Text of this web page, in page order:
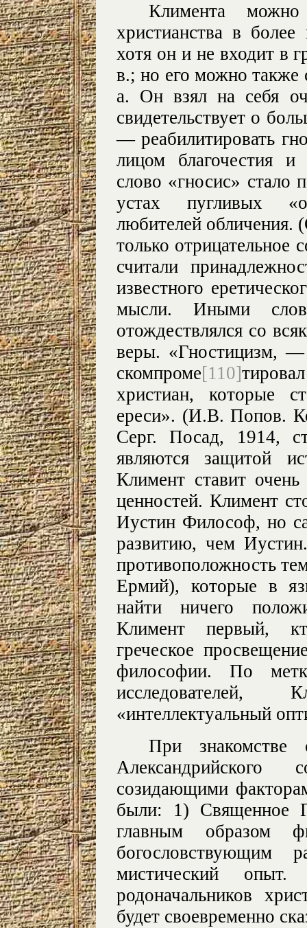
Климента
христианства в
хотя он и не входит в
в.; но его можно также
а. Он взял на себя
свидетельствует о
— реабилитировать
лицом благочестия
слово «гносис» стало
устах пугливых
любителей обличения.
только отрицательное
считали
известного
мысли. Иными
отождествлялся со
веры. «Гностицизм,
скомпроме[110]
христиан, которые
ереси». (И.В. Попов.
Серг. Посад, 1914,
являются защитой
Климент ставит
ценностей. Климент
Иустин Философ, но
развитию, чем
противоположность
Ермий), которые в
найти ничего
Климент первый,
греческое
философии. По
«интеллектуальный
При знакомстве
Александрийского
созидающими
были: 1) Священное
главным образом
богословствующим
мистический
родоначальников
будет своевременно